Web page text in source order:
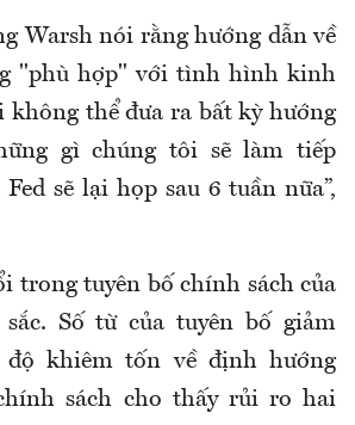
Warsh nói rằng hướng dẫn về
"phù hợp" với tình hình kinh
không thể đưa ra bất kỳ hướng
gì chúng tôi sẽ làm tiếp
sẽ lại họp sau 6 tuần nữa”,
trong tuyên bố chính sách của
Số từ của tuyên bố giảm
độ khiêm tốn về định hướng
sách cho thấy rủi ro hai